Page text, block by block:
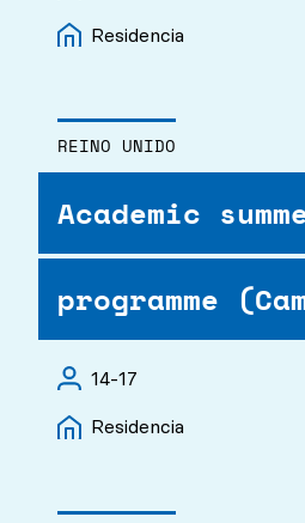
Residencia
REINO UNIDO
Academic
programme
14-17
Residencia